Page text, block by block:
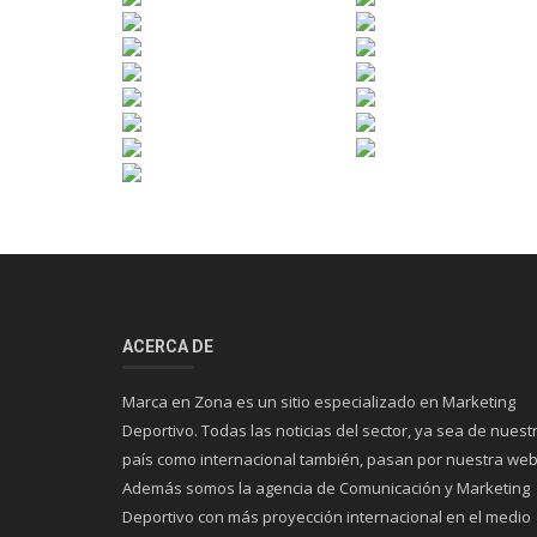
ACERCA DE
Marca en Zona es un sitio especializado en Marketing
Deportivo. Todas las noticias del sector, ya sea de
país como internacional también, pasan por nuestra
Además somos la agencia de Comunicación y Marketing
Deportivo con más proyección internacional en el medio